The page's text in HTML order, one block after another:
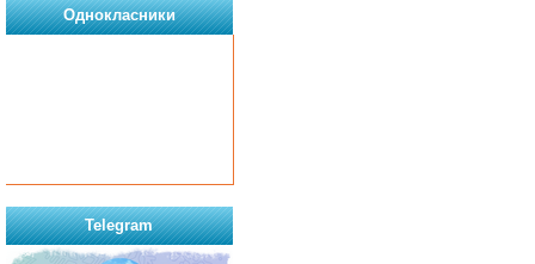
Однокласники
Telegram